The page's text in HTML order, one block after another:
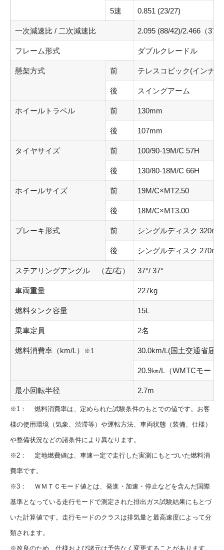
5速 0.851 (23/27)
一次減速比 / 二次減速比 2.095 (88/42)/2.466（37/
フレーム形式 ダブルクレードル
懸架方式 前 テレスコピック(インナ
後 スイングアーム
ホイールトラベル 前 130mm
後 107mm
タイヤサイズ 前 100/90-19M/C 57H
後 130/80-18M/C 66H
ホイールサイズ 前 19M/C×MT2.50
後 18M/C×MT3.00
ブレーキ形式 前 シングルディスク
後 シングルディスク
ステアリングアングル （左/右） 37°/ 37°
車両重量 227kg
燃料タンク容量 15L
乗車定員 2名
燃料消費率（km/L） ※1 30.0km/L(国土交通省届
20.9㎞/L（WMTCモー
最小回転半径 2.7m
※1： 燃料消費率は、定められた試験条件のもとでの値です。お客
様の使用環境（気象、渋滞等）や運転方法、車両状態（装備、仕様）
や整備状況などの諸条件により異なります。
※2： 定地燃費値は、車速一定で走行した実測にもとづいた燃料消
費率です。
※3： ＷＭＴＣモード値とは、発進・加速・停止などを含んだ国際
基準となっている走行モードで測定された排出ガス試験結果にもとづ
いた計算値です。走行モードのクラスは排気量と最高速度によって分
類されます。
※改良のため、仕様および諸元は予告なく変更することがあります。